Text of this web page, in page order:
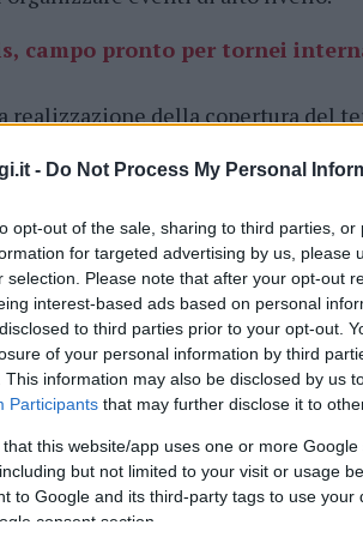
- Do Not Process My Personal
opt-out of the sale, sharing to third parties,
for targeted advertising by us, please
selection. Please note that after your opt-out
interest-based ads based on personal
to third parties prior to your opt-out.
of your personal information by third
This information may also be disclosed by us
Participants that may further disclose it to
that this website/app uses one or more
but not limited to your visit or usage
to Google and its third-party tags to use
consent section.
campo pronto per tornei
realizzazione della copertura del
in corso, oltre alla
l’asportazione della
struttura lamellare su sei archi
del telo di copertura,
pavimentazione.
Quargnenti, ha detto: “
dei cittadini e dei giovani
grazie alla collaborazione con
Un importante traguardo per
opportunità per la città di